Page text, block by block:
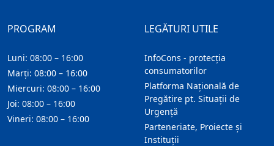
LEGĂTURI UTILE
InfoCons - protecția
consumatorilor
Platforma Națională de
Pregătire pt. Situații de
Urgență
Parteneriate, Proiecte și
Instituții
PROGRAM
Luni: 08:00 – 16:00
Marți: 08:00 – 16:00
Miercuri: 08:00 – 16:00
Joi: 08:00 – 16:00
Vineri: 08:00 – 16:00